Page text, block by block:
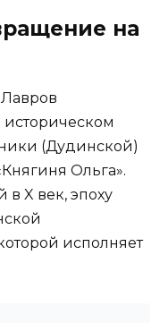
на
(Дудинской)
Ольга».
в X век, эпоху
исполняет